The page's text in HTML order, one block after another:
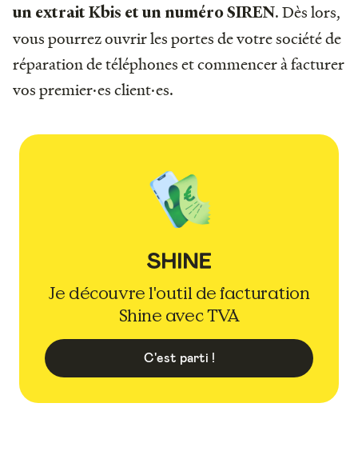
un extrait Kbis et un numéro SIREN. Dès lors,
vous pourrez ouvrir les portes de votre société de
réparation de téléphones et commencer à facturer
vos premier·es client·es.
Je découvre l'outil de facturation
Shine avec TVA
C'est parti !